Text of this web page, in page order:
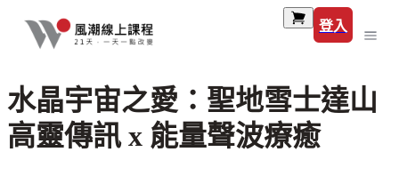
登入
水晶宇宙之愛：聖地雪士達山
高靈傳訊 x 能量聲波療癒